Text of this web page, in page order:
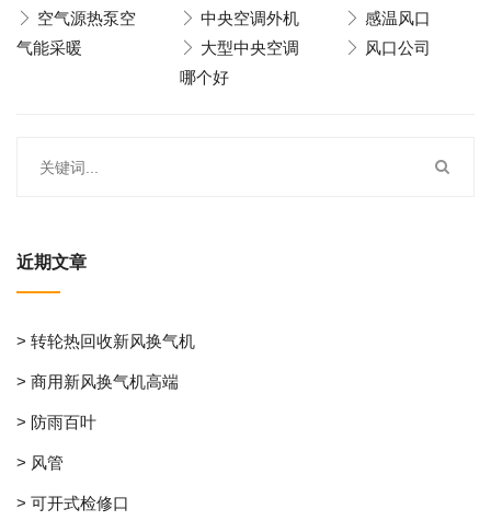
空气源热泵空
气能采暖
中央空调外机
感温风口
大型中央空调
哪个好
风口公司
近期文章
> 转轮热回收新风换气机
> 商用新风换气机高端
> 防雨百叶
> 风管
> 可开式检修口